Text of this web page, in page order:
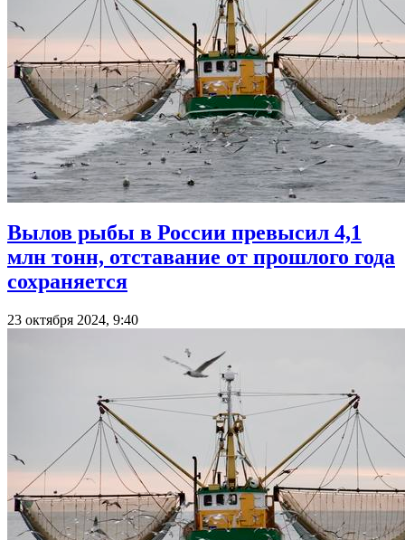
Вылов рыбы в России превысил 4,1
млн тонн, отставание от прошлого года
сохраняется
23 октября 2024, 9:40